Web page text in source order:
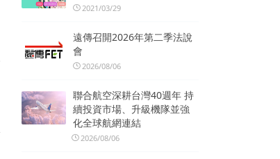
2021/03/29
遠傳召開2026年第二季法說
會
2026/08/06
聯合航空深耕台灣40週年 持
續投資市場、升級機隊並強
化全球航網連結
2026/08/06